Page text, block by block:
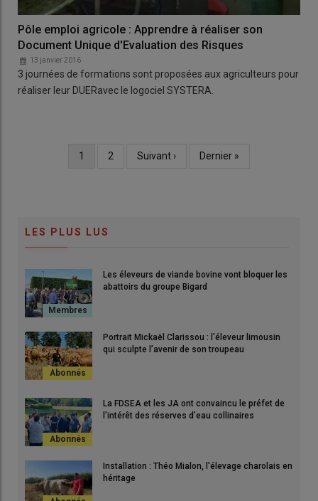
Pôle emploi agricole : Apprendre à réaliser son
Document Unique d'Evaluation des Risques
13 janvier 2016
3 journées de formations sont proposées aux agriculteurs pour
réaliser leur DUERavec le logociel SYSTERA.
Page
1 Page
2
Page
Suivant ›
Dernière
Dernier »
LES PLUS LUS
Les éleveurs de viande bovine vont bloquer les
abattoirs du groupe Bigard
Portrait Mickaël Clarissou : l’éleveur limousin
qui sculpte l’avenir de son troupeau
La FDSEA et les JA ont convaincu le préfet de
l’intérêt des réserves d’eau collinaires
Installation : Théo Mialon, l'élevage charolais en
héritage